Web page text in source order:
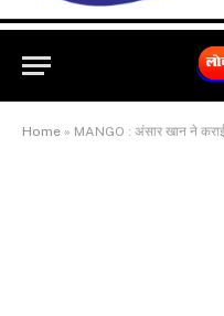
Home » MANGO : अंसार खान ने कराई